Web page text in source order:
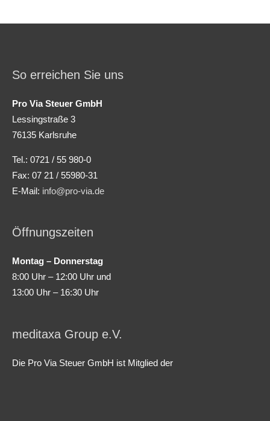
auf
So erreichen Sie uns
Pro Via Steuer GmbH
Lessingstraße 3
76135 Karlsruhe
Tel.: 0721 / 55 980-0
Fax: 07 21 / 55980-31
E-Mail: info@pro-via.de
Öffnungszeiten
Montag – Donnerstag
8:00 Uhr – 12:00 Uhr und
13:00 Uhr – 16:30 Uhr
meditaxa Group e.V.
Die Pro Via Steuer GmbH ist Mitglied der